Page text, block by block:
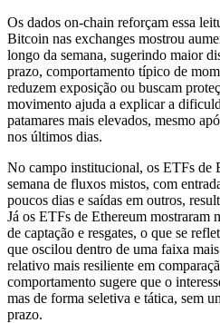
Os dados on-chain reforçam essa
Bitcoin nas exchanges mostrou
longo da semana, sugerindo maior
prazo, comportamento típico de
reduzem exposição ou buscam
movimento ajuda a explicar a
patamares mais elevados, mesmo
nos últimos dias.
No campo institucional, os ETFs de
semana de fluxos mistos, com
poucos dias e saídas em outros,
Já os ETFs de Ethereum mostraram
de captação e resgates, o que se
que oscilou dentro de uma faixa
relativo mais resiliente em
comportamento sugere que o
mas de forma seletiva e tática, sem
prazo.